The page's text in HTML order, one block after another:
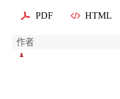
PDF HTML
作者